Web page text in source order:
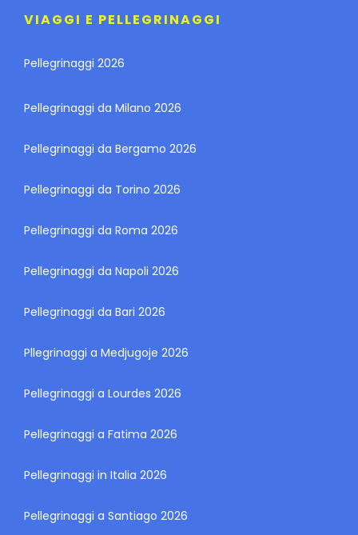
VIAGGI E PELLEGRINAGGI
Pellegrinaggi 2026
Pellegrinaggi da Milano 2026
Pellegrinaggi da Bergamo 2026
Pellegrinaggi da Torino 2026
Pellegrinaggi da Roma 2026
Pellegrinaggi da Napoli 2026
Pellegrinaggi da Bari 2026
Pllegrinaggi a Medjugoje 2026
Pellegrinaggi a Lourdes 2026
Pellegrinaggi a Fatima 2026
Pellegrinaggi in Italia 2026
Pellegrinaggi a Santiago 2026